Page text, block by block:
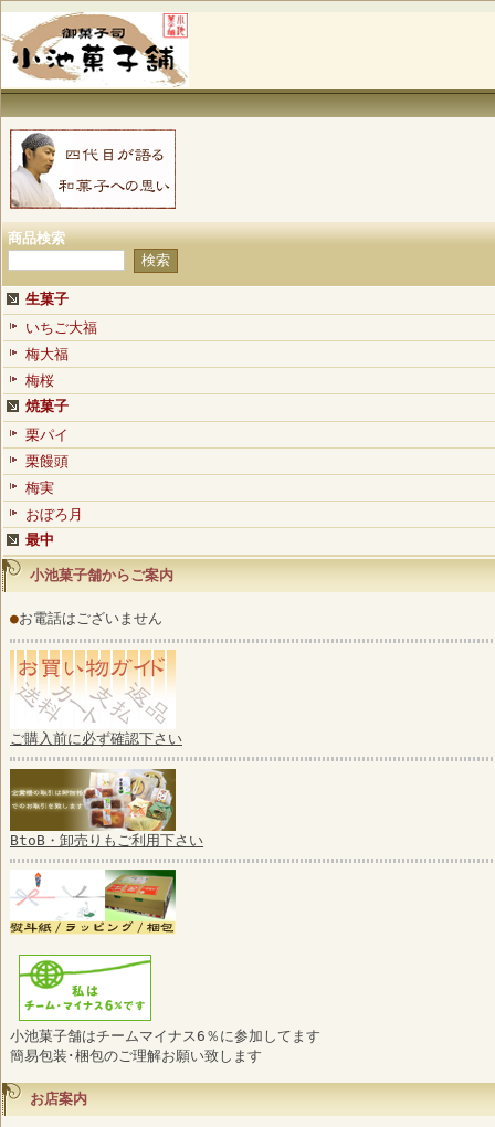
商品検索
生菓子
いちご大福
梅大福
梅桜
焼菓子
栗パイ
栗饅頭
梅実
おぼろ月
最中
小池菓子舗からご案内
●お電話はございません
ご購入前に必ず確認下さい
BtoB・卸売りもご利用下さい
小池菓子舗はチームマイナス6％に参加してます
簡易包装･梱包のご理解お願い致します
お店案内